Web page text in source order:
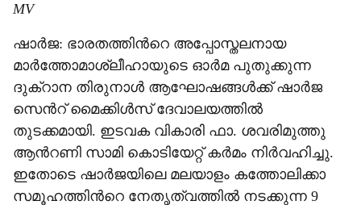
MV
ഷാർജ: ഭാരതത്തിന്‍റെ അപ്പോസ്തലനായ
മാർത്തോമാശ്ലീഹായുടെ ഓർമ പുതുക്കുന്ന
ദുക്‌റാന തിരുനാൾ ആഘോഷങ്ങൾക്ക് ഷാർജ
സെന്‍റ് മൈക്കിൾസ് ദേവാലയത്തിൽ
തുടക്കമായി. ഇടവക വികാരി ഫാ. ശവരിമുത്തു
ആന്‍റണി സാമി കൊടിയേറ്റ് കർമം നിർവഹിച്ചു.
ഇതോടെ ഷാർജയിലെ മലയാളം കത്തോലിക്കാ
സമൂഹത്തിന്‍റെ നേതൃത്വത്തിൽ നടക്കുന്ന 9